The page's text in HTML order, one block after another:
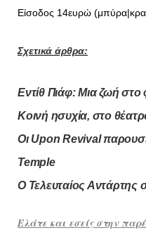
Είσοδος 14ευρώ
Σχετικά άρθρα:
Εντίθ Πιάφ: Μια ζωή στο
Κοινή ησυχία, στο
Οι Upon Revival
Temple
Ο Τελευταίος Αντάρτης
Ελάτε και εσείς στην